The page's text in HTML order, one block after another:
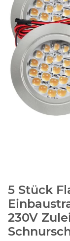
5 Stück
230V